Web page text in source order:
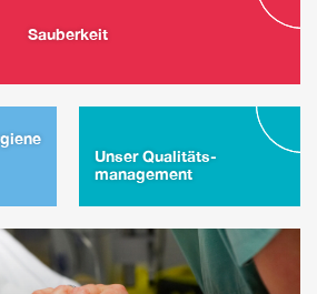
Sauberkeit
Unser Qualitäts­
management